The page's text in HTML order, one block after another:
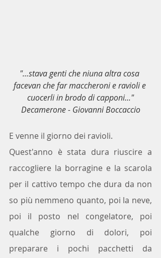
"...stava genti che niuna altra cosa
facevan che far maccheroni e ravioli e
cuocerli in brodo di capponi..."
Decamerone - Giovanni Boccaccio
E venne il giorno dei ravioli.
Quest'anno è stata dura riuscire a
raccogliere la borragine e la scarola
per il cattivo tempo che dura da non
so più nemmeno quanto, poi la neve,
poi il posto nel congelatore, poi
qualche giorno di dolori, poi
preparare i pochi pacchetti da